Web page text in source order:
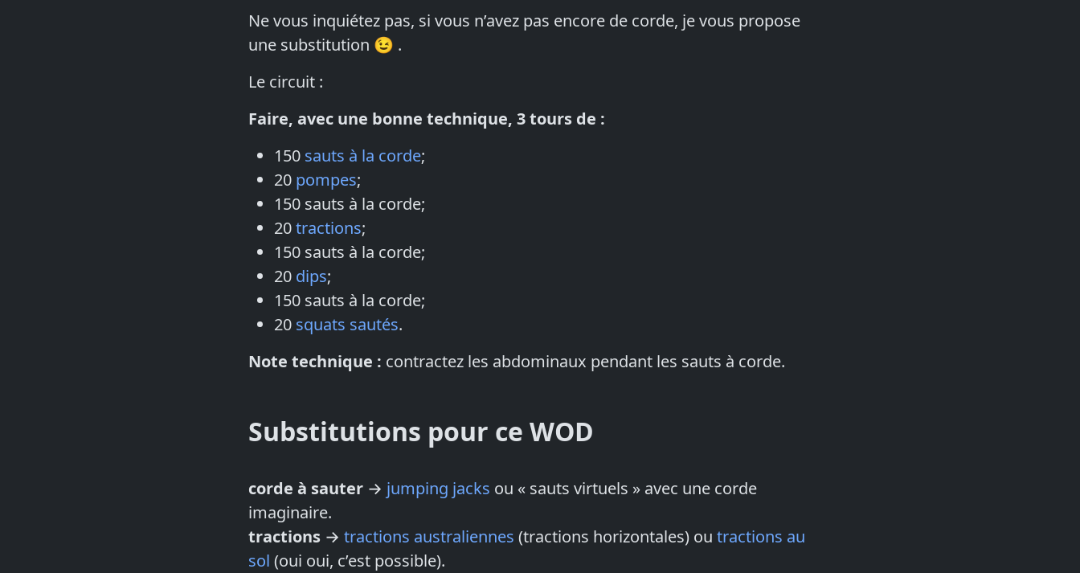
Ne vous inquiétez pas, si vous n’avez pas encore de corde, je vous propose
une substitution 😉 .
Le circuit :
Faire, avec une bonne technique, 3 tours de :
150 sauts à la corde;
20 pompes;
150 sauts à la corde;
20tractions;
150 sauts à la corde;
20 dips;
150 sauts à la corde;
20 squats sautés.
Note technique : contractez les abdominaux pendant les sauts à corde.
Substitutions pour ce WOD
corde à sauter → jumping jacks ou « sauts virtuels » avec une corde
imaginaire.
tractions →tractions australiennes (tractions horizontales) outractions au
sol (oui oui, c’est possible).